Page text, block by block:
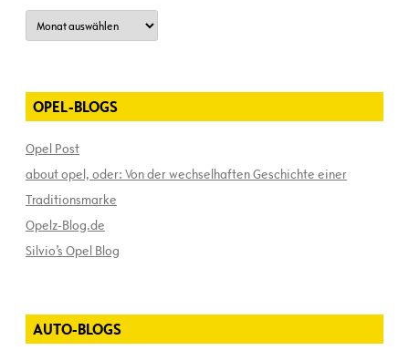
Archiv
OPEL-BLOGS
Opel Post
about opel, oder: Von der wechselhaften Geschichte einer
Traditionsmarke
Opelz-Blog.de
Silvio’s Opel Blog
AUTO-BLOGS